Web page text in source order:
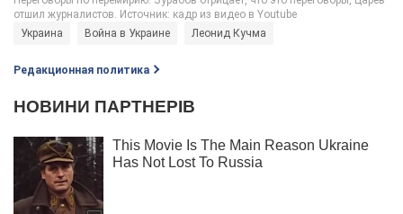
Украина Война в Украине Леонид Кучма
Редакционная политика